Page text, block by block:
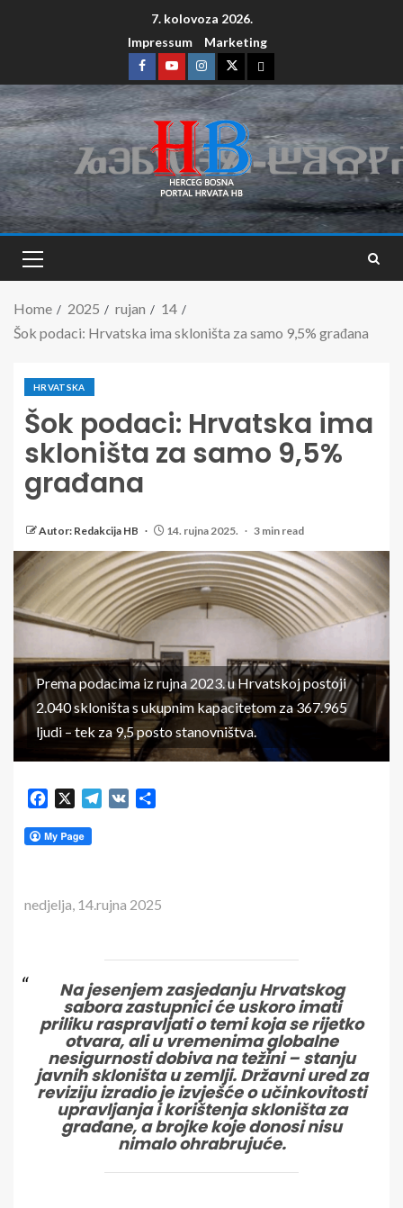
7. kolovoza 2026.
Impressum
Marketing
Home 2025 rujan
14
Šok podaci: Hrvatska ima skloništa za samo 9,5% građana
HRVATSKA
Šok podaci: Hrvatska ima
skloništa za samo 9,5%
građana
Autor: Redakcija HB 14. rujna 2025. 3 min read
Prema podacima iz rujna 2023. u Hrvatskoj postoji
2.040 skloništa s ukupnim kapacitetom za 367.965
ljudi – tek za 9,5 posto stanovništva.
Facebook Telegram
VK
nedjelja, 14.rujna 2025
Na jesenjem zasjedanju Hrvatskog
sabora zastupnici će uskoro imati
priliku raspravljati o temi koja se rijetko
otvara, ali u vremenima globalne
nesigurnosti dobiva na težini – stanju
javnih skloništa u zemlji. Državni ured za
reviziju izradio je izvješće o učinkovitosti
upravljanja i korištenja skloništa za
građane, a brojke koje donosi nisu
nimalo ohrabrujuće.